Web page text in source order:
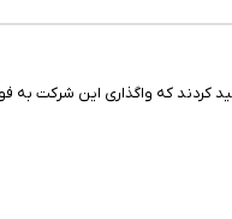
که واگذاری این شرکت به